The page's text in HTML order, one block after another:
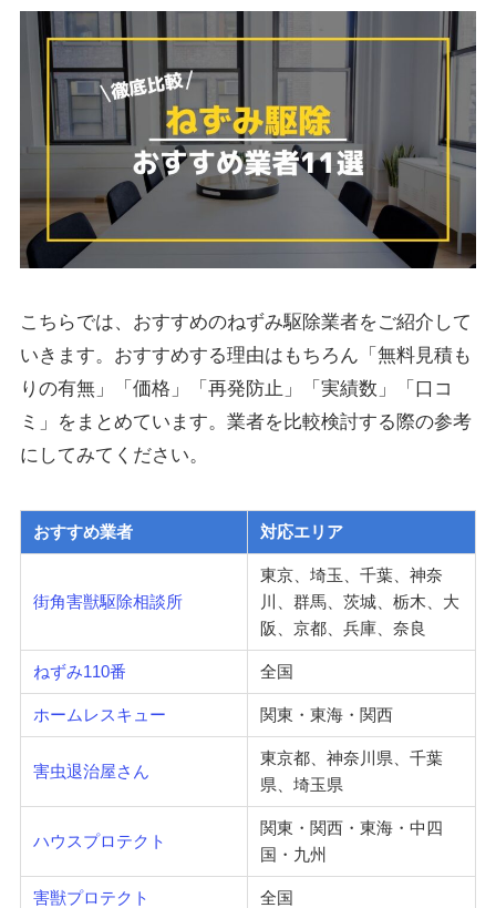
こちらでは、おすすめのねずみ駆除業者をご紹介して
いきます。おすすめする理由はもちろん「無料見積も
りの有無」「価格」「再発防止」「実績数」「口コ
ミ」をまとめています。業者を比較検討する際の参考
にしてみてください。
おすすめ業者 対応エリア
街角害獣駆除相談所
東京、埼玉、千葉、神奈
川、群馬、茨城、栃木、大
阪、京都、兵庫、奈良
ねずみ110番 全国
ホームレスキュー 関東・東海・関西
害虫退治屋さん
東京都、神奈川県、千葉
県、埼玉県
ハウスプロテクト
関東・関西・東海・中四
国・九州
害獣プロテクト 全国